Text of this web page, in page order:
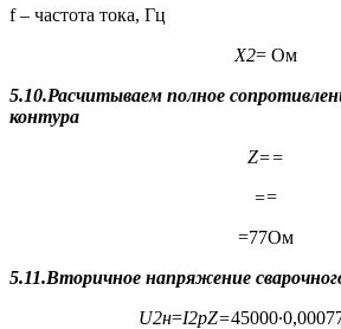
f – частота тока, Гц
Х2= Ом
5.10.Расчитываем полное
контура
Z==
==
=77Ом
5.11.Вторичное напряжение
U2н=I2рZ=